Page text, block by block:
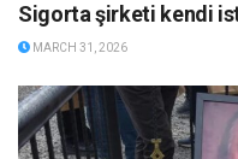
Sigorta şirketi kendi
MARCH 31, 2026